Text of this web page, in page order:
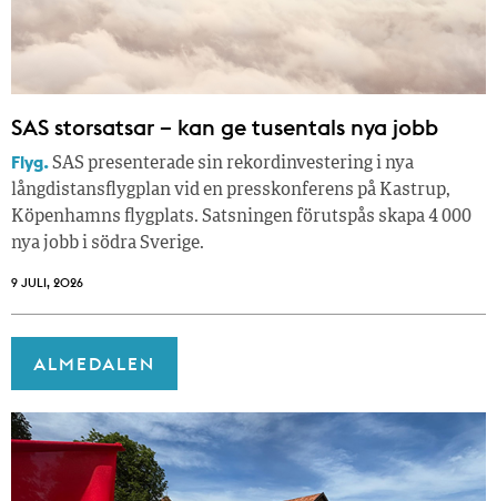
SAS storsatsar – kan ge tusentals nya jobb
Flyg.SAS presenterade sin rekordinvestering i nya
långdistansflygplan vid en presskonferens på Kastrup,
Köpenhamns flygplats. Satsningen förutspås skapa 4 000
nya jobb i södra Sverige.
9 JULI, 2026
ALMEDALEN